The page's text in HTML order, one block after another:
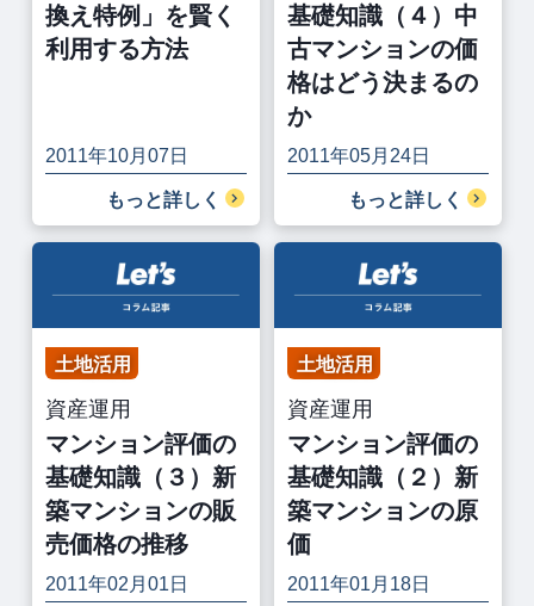
換え特例」を賢く
利用する方法
2011年10月07日
もっと詳しく
基礎知識（４）中
古マンションの価
格はどう決まるの
か
2011年05月24日
もっと詳しく
土地活用
資産運用
マンション評価の
基礎知識（３）新
築マンションの販
売価格の推移
2011年02月01日
土地活用
資産運用
マンション評価の
基礎知識（２）新
築マンションの原
価
2011年01月18日